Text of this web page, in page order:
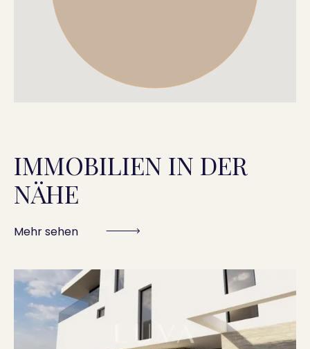
IMMOBILIEN IN DER
NÄHE
Mehr sehen